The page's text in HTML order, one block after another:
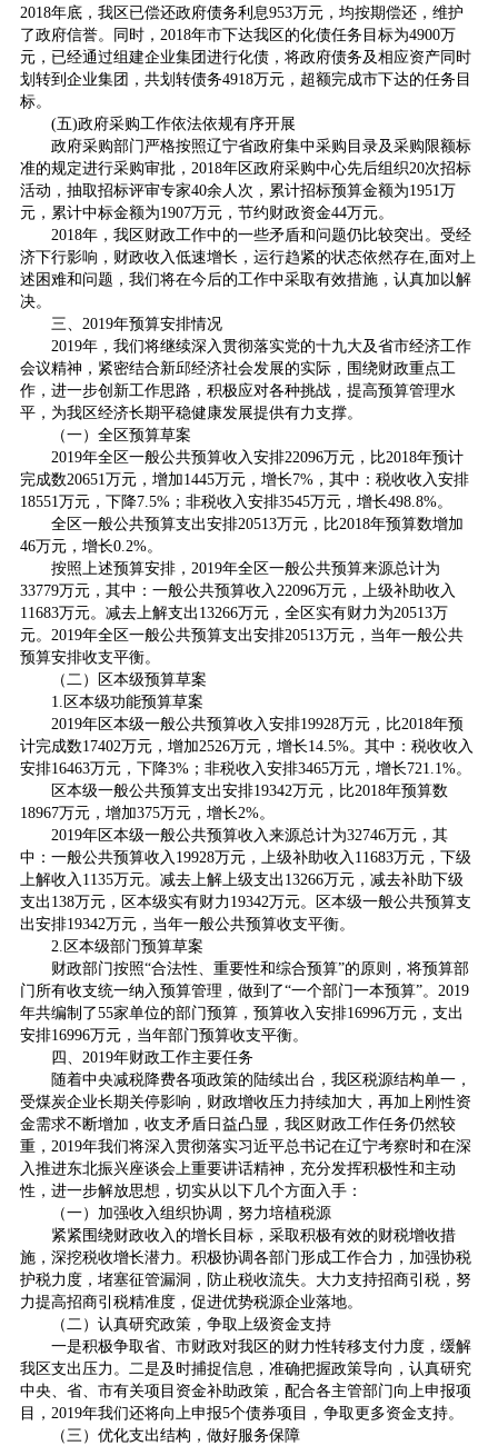
2018年底，我区已偿还政府债务利息953万元，均按期偿还，维护
了政府信誉。同时，2018年市下达我区的化债任务目标为4900万
元，已经通过组建企业集团进行化债，将政府债务及相应资产同时
划转到企业集团，共划转债务4918万元，超额完成市下达的任务目
标。
(五)政府采购工作依法依规有序开展
政府采购部门严格按照辽宁省政府集中采购目录及采购限额标
准的规定进行采购审批，2018年区政府采购中心先后组织20次招标
活动，抽取招标评审专家40余人次，累计招标预算金额为1951万
元，累计中标金额为1907万元，节约财政资金44万元。
2018年，我区财政工作中的一些矛盾和问题仍比较突出。受经
济下行影响，财政收入低速增长，运行趋紧的状态依然存在,面对上
述困难和问题，我们将在今后的工作中采取有效措施，认真加以解
决。
三、2019年预算安排情况
2019年，我们将继续深入贯彻落实党的十九大及省市经济工作
会议精神，紧密结合新邱经济社会发展的实际，围绕财政重点工
作，进一步创新工作思路，积极应对各种挑战，提高预算管理水
平，为我区经济长期平稳健康发展提供有力支撑。
（一）全区预算草案
2019年全区一般公共预算收入安排22096万元，比2018年预计
完成数20651万元，增加1445万元，增长7%，其中：税收收入安排
18551万元，下降7.5%；非税收入安排3545万元，增长498.8%。
全区一般公共预算支出安排20513万元，比2018年预算数增加
46万元，增长0.2%。
按照上述预算安排，2019年全区一般公共预算来源总计为
33779万元，其中：一般公共预算收入22096万元，上级补助收入
11683万元。减去上解支出13266万元，全区实有财力为20513万
元。2019年全区一般公共预算支出安排20513万元，当年一般公共
预算安排收支平衡。
（二）区本级预算草案
1.区本级功能预算草案
2019年区本级一般公共预算收入安排19928万元，比2018年预
计完成数17402万元，增加2526万元，增长14.5%。其中：税收收入
安排16463万元，下降3%；非税收入安排3465万元，增长721.1%。
区本级一般公共预算支出安排19342万元，比2018年预算数
18967万元，增加375万元，增长2%。
2019年区本级一般公共预算收入来源总计为32746万元，其
中：一般公共预算收入19928万元，上级补助收入11683万元，下级
上解收入1135万元。减去上解上级支出13266万元，减去补助下级
支出138万元，区本级实有财力19342万元。区本级一般公共预算支
出安排19342万元，当年一般公共预算收支平衡。
2.区本级部门预算草案
财政部门按照“合法性、重要性和综合预算”的原则，将预算部
门所有收支统一纳入预算管理，做到了“一个部门一本预算”。2019
年共编制了55家单位的部门预算，预算收入安排16996万元，支出
安排16996万元，当年部门预算收支平衡。
四、2019年财政工作主要任务
随着中央减税降费各项政策的陆续出台，我区税源结构单一，
受煤炭企业长期关停影响，财政增收压力持续加大，再加上刚性资
金需求不断增加，收支矛盾日益凸显，我区财政工作任务仍然较
重，2019年我们将深入贯彻落实习近平总书记在辽宁考察时和在深
入推进东北振兴座谈会上重要讲话精神，充分发挥积极性和主动
性，进一步解放思想，切实从以下几个方面入手：
（一）加强收入组织协调，努力培植税源
紧紧围绕财政收入的增长目标，采取积极有效的财税增收措
施，深挖税收增长潜力。积极协调各部门形成工作合力，加强协税
护税力度，堵塞征管漏洞，防止税收流失。大力支持招商引税，努
力提高招商引税精准度，促进优势税源企业落地。
（二）认真研究政策，争取上级资金支持
一是积极争取省、市财政对我区的财力性转移支付力度，缓解
我区支出压力。二是及时捕捉信息，准确把握政策导向，认真研究
中央、省、市有关项目资金补助政策，配合各主管部门向上申报项
目，2019年我们还将向上申报5个债券项目，争取更多资金支持。
（三）优化支出结构，做好服务保障